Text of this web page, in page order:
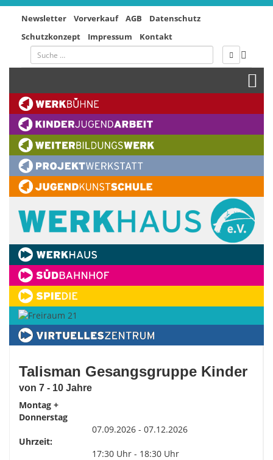
Newsletter Vorverkauf AGB
Datenschutz
Schutzkonzept
Impressum Kontakt
Talisman Gesangsgruppe Kinder
von 7 - 10 Jahre
Montag +
Donnerstag
07.09.2026 - 07.12.2026
Uhrzeit:
17:30 Uhr - 18:30 Uhr